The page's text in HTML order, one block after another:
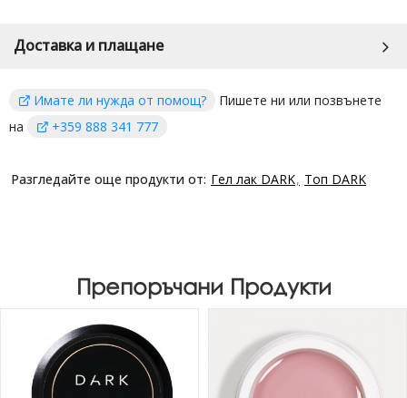
Доставка и плащане
Имате ли нужда от помощ?
Пишете ни или позвънете
на
+359 888 341 777
Разгледайте още продукти от: Гел лак DARK Топ DARK
Препоръчани Продукти